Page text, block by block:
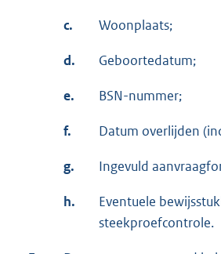
c. Woonplaats;
d. Geboortedatum;
e. BSN-nummer;
f. Datum overlijden
g. Ingevuld
h.
Eventuele
steekproefcontrole.